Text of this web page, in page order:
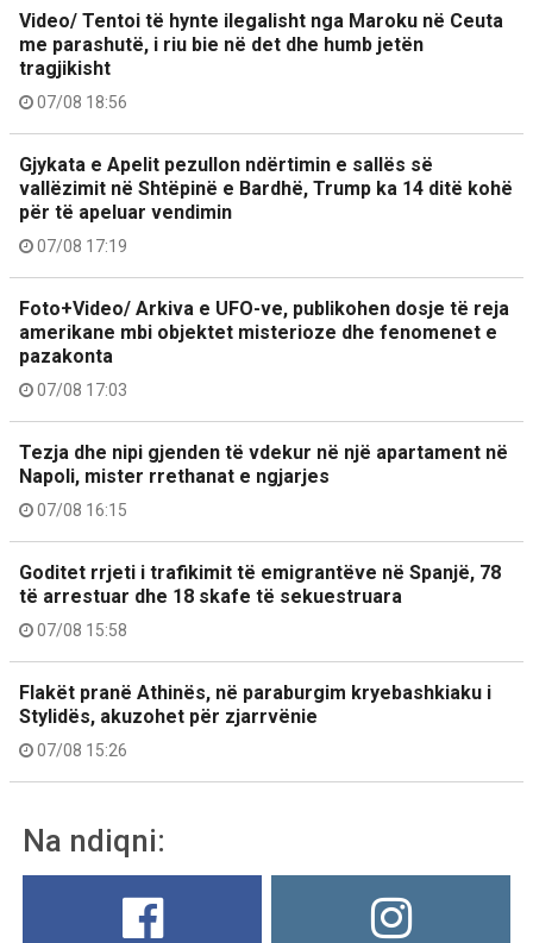
Video/ Tentoi të hynte ilegalisht nga Maroku në Ceuta
me parashutë, i riu bie në det dhe humb jetën
tragjikisht
07/08 18:56
Gjykata e Apelit pezullon ndërtimin e sallës së
vallëzimit në Shtëpinë e Bardhë, Trump ka 14 ditë kohë
për të apeluar vendimin
07/08 17:19
Foto+Video/ Arkiva e UFO-ve, publikohen dosje të reja
amerikane mbi objektet misterioze dhe fenomenet e
pazakonta
07/08 17:03
Tezja dhe nipi gjenden të vdekur në një apartament në
Napoli, mister rrethanat e ngjarjes
07/08 16:15
Goditet rrjeti i trafikimit të emigrantëve në Spanjë, 78
të arrestuar dhe 18 skafe të sekuestruara
07/08 15:58
Flakët pranë Athinës, në paraburgim kryebashkiaku i
Stylidës, akuzohet për zjarrvënie
07/08 15:26
Na ndiqni: